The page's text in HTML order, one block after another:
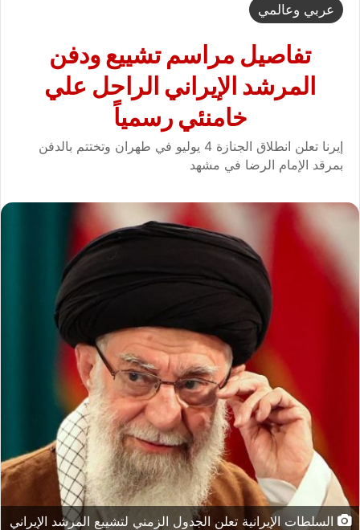
عربي وعالمي
تفاصيل مراسم تشييع ودفن
المرشد الإيراني الراحل علي
خامنئي رسمياً
إيرنا تعلن انطلاق الجنازة 4 يوليو في طهران وتختتم بالدفن
بمرقد الإمام الرضا في مشهد
السلطات الإيرانية تعلن الجدول الزمني لتشييع المرشد الإيراني